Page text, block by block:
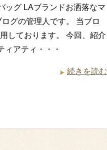
ッグ LAブランドお洒落なマ
グの管理人です。 当ブロ
しております。 今回、紹介
ィアティ・・・
続きを読む